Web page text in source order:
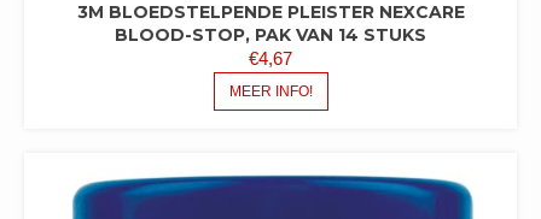
3M BLOEDSTELPENDE PLEISTER NEXCARE
BLOOD-STOP, PAK VAN 14 STUKS
€4,67
MEER INFO!